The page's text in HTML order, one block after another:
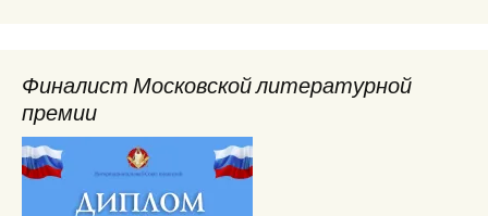
Финалист Московской литературной
премии